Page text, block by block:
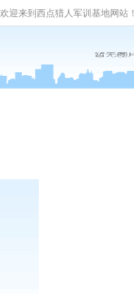
欢迎来到西点猎人军训基地网站！